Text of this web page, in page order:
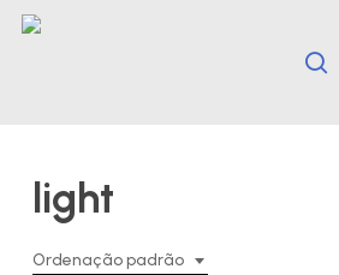
Skip
light
Ordenação padrão